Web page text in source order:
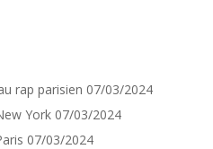
rap parisien 07/03/2024
York 07/03/2024
07/03/2024